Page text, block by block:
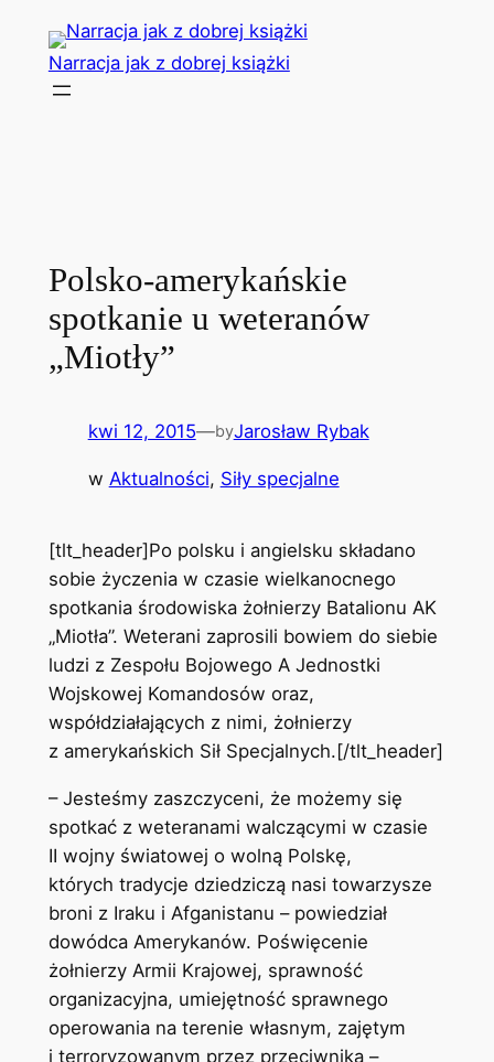
Przejdź
treści
Narracja jak z dobrej książki
Polsko-amerykańskie
spotkanie u weteranów
„Miotły”
kwi 12, 2015—byJarosław Rybak
w Aktualności, Siły specjalne
[tlt_header]Po polsku i angielsku składano
sobie życzenia w czasie wielkanocnego
spotkania środowiska żołnierzy Batalionu AK
„Miotła”. Weterani zaprosili bowiem do siebie
ludzi z Zespołu Bojowego A Jednostki
Wojskowej Komandosów oraz,
współdziałających z nimi, żołnierzy
z amerykańskich Sił Specjalnych.[/tlt_header]
– Jesteśmy zaszczyceni, że możemy się
spotkać z weteranami walczącymi w czasie
II wojny światowej o wolną Polskę,
których tradycje dziedziczą nasi towarzysze
broni z Iraku i Afganistanu – powiedział
dowódca Amerykanów. Poświęcenie
żołnierzy Armii Krajowej, sprawność
organizacyjna, umiejętność sprawnego
operowania na terenie własnym, zajętym
i terroryzowanym przez przeciwnika –